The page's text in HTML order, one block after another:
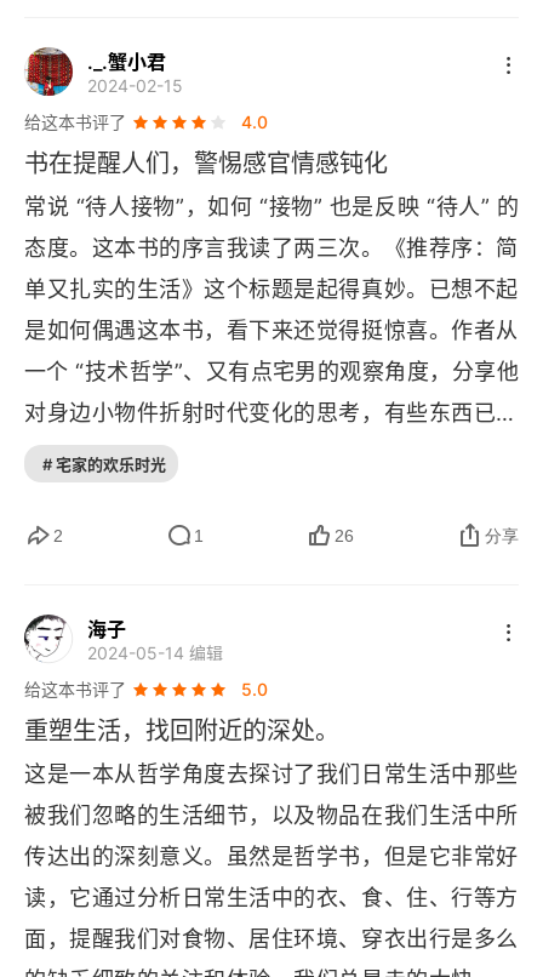
成瘾。主要是太好玩了，根本停不下来。谁要是说
他可以，我上去就是一巴掌。但有没有方法和办法
可以戒除呢，有的，一个是我听蔡钰老师说的手机
监狱。我不知道具体效果，可以试试看。还有一个
是和菜头老师前几天文章里介绍的电脑和手机通过
设置设置为墨水屏。很香，现在我一点也不想玩手
机，效果对我很有用。4、说到微信，我是又爱又
恨。爱是因为微信让电话，语音及视频因 4
G 的基
建普及惠及到了我，省了很多话费。恨也算不上是
恨，是那种被扑面而来的信息深深吸引而不能自
拔，慨叹时间从微信溜走的内疚与反思。我对待微
玻璃心到现在整挺好的正反馈的转变。5、日常读
念。日常到深处，万般皆美好。特别是读书，共读
认识到的朋友们带给我的积极影响和正反馈。咱也
._.蟹小君
2024-02-15
给这本书评了
4.0
书在提醒人们，警惕感官情感钝化
常说 “待人接物”，如何 “接物” 也是反映 “待人” 的
态度。这本书的序言我读了两三次。《推荐序：简
单又扎实的生活》这个标题是起得真妙。已想不起
是如何偶遇这本书，看下来还觉得挺惊喜。作者从
一个 “技术哲学”、又有点宅男的观察角度，分享他
对身边小物件折射时代变化的思考，有些东西已经
退出江湖了，例如 “大哥大”；有的现象还非常活
话。这本书对我最大的警醒是，要回到简单而扎实
何为 “扎实”？简单，首先在于 “断舍离”。时下越来
越多人到乡村去生活、到寺庙里禅修，是客观上物
理上给生活做减法。然后是通过反思清楚自己要什
么不要什么，减少往身边增加东西。扎实，我理解
是专注。注意力是现今往后的稀缺资源。专注于物
品的使用，专注于行住坐卧时自己的感受，尽量不
让生活中的快捷方式去让人类的感觉钝化。一周中
找一顿饭放下 “电子榨菜”，专注吃饭，正如某港片
里的一句台词：虽然只是吃盒饭，但吃盒饭都可以
# 宅家的欢乐时光
2 1 26 分享
海子
2024-05-14 编辑
给这本书评了
5.0
重塑生活，找回附近的深处。
这是一本从哲学角度去探讨了我们日常生活中那些
被我们忽略的生活细节，以及物品在我们生活中所
传达出的深刻意义。虽然是哲学书，但是它非常好
读，它通过分析日常生活中的衣、食、住、行等方
面，提醒我们对食物、居住环境、穿衣出行是多么